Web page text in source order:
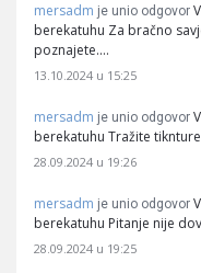
mersadm je unio odgovor
berekatuhu Za bračno
poznajete.…
13.10.2024 u 15:25
mersadm je unio odgovor
berekatuhu Tražite
28.09.2024 u 19:26
mersadm je unio odgovor
berekatuhu Pitanje nije
28.09.2024 u 19:25